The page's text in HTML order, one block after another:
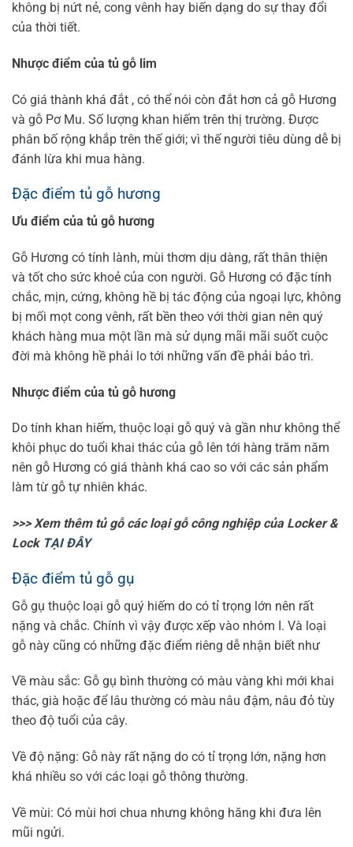
không bị nứt nẻ, cong vênh hay biến dạng do sự thay đổi
của thời tiết.
Nhược điểm của tủ gỗ lim
Có giá thành khá đắt , có thể nói còn đắt hơn cả gỗ Hương
và gỗ Pơ Mu. Số lượng khan hiếm trên thị trường. Được
phân bố rộng khắp trên thế giới; vì thế người tiêu dùng dễ bị
đánh lừa khi mua hàng.
Đặc điểm tủ gỗ hương
Ưu điểm của tủ gỗ hương
Gỗ Hương có tính lành, mùi thơm dịu dàng, rất thân thiện
và tốt cho sức khoẻ của con người. Gỗ Hương có đặc tính
chắc, mịn, cứng, không hề bị tác động của ngoại lực, không
bị mối mọt cong vênh, rất bền theo với thời gian nên quý
khách hàng mua một lần mà sử dụng mãi mãi suốt cuộc
đời mà không hề phải lo tới những vấn đề phải bảo trì.
Nhược điểm của tủ gỗ hương
Do tính khan hiếm, thuộc loại gỗ quý và gần như không thể
khôi phục do tuổi khai thác của gỗ lên tới hàng trăm năm
nên gỗ Hương có giá thành khá cao so với các sản phẩm
làm từ gỗ tự nhiên khác.
>>> Xem thêm tủ gỗ các loại gỗ công nghiệp của Locker &
Lock TẠI ĐÂY
Đặc điểm tủ gỗ gụ
Gỗ gụ thuộc loại gỗ quý hiếm do có tỉ trọng lớn nên rất
nặng và chắc. Chính vì vậy được xếp vào nhóm I. Và loại
gỗ này cũng có những đặc điểm riêng dễ nhận biết như
Về màu sắc: Gỗ gụ bình thường có màu vàng khi mới khai
thác, già hoặc để lâu thường có màu nâu đậm, nâu đỏ tùy
theo độ tuổi của cây.
Về độ nặng: Gỗ này rất nặng do có tỉ trọng lớn, nặng hơn
khá nhiều so với các loại gỗ thông thường.
Về mùi: Có mùi hơi chua nhưng không hăng khi đưa lên
mũi ngửi.